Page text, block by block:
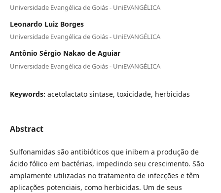
Universidade Evangélica de Goiás - UniEVANGÉLICA
Leonardo Luiz Borges
Universidade Evangélica de Goiás - UniEVANGÉLICA
Antônio Sérgio Nakao de Aguiar
Universidade Evangélica de Goiás - UniEVANGÉLICA
Keywords: acetolactato sintase, toxicidade, herbicidas
Abstract
Sulfonamidas são antibióticos que inibem a produção de
ácido fólico em bactérias, impedindo seu crescimento. São
amplamente utilizadas no tratamento de infecções e têm
aplicações potenciais, como herbicidas. Um de seus